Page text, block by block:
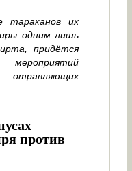
тараканов их
одним лишь
придётся
отравляющих
против